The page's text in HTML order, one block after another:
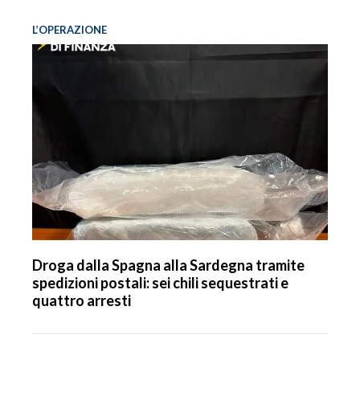
L’OPERAZIONE
Droga dalla Spagna alla Sardegna tramite
spedizioni postali: sei chili sequestrati e
quattro arresti